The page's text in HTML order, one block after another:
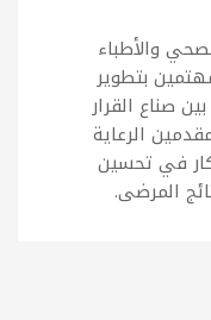
والأطباء
بتطوير
صناع القرار
الرعاية
في تحسين
المرضى.